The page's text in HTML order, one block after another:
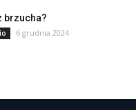
brzucha?
6 grudnia 2024